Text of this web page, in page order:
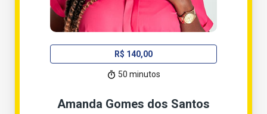
R$ 140,00
50 minutos
Amanda Gomes dos Santos